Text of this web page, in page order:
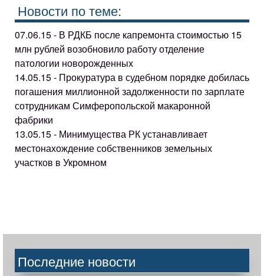
Новости по теме:
07.06.15 - В РДКБ после капремонта стоимостью 15
млн рублей возобновило работу отделение
патологии новорожденных
14.05.15 - Прокуратура в судебном порядке добилась
погашения миллионной задолженности по зарплате
сотрудникам Симферопольской макаронной
фабрики
13.05.15 - Минимущества РК устанавливает
местонахождение собственников земельных
участков в Укромном
Последние новости